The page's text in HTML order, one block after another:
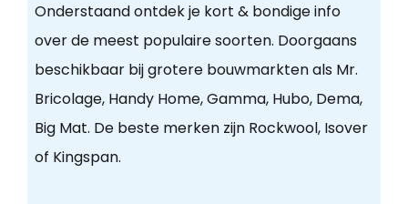
Onderstaand ontdek je kort & bondige info
over de meest populaire soorten. Doorgaans
beschikbaar bij grotere bouwmarkten als Mr.
Bricolage, Handy Home, Gamma, Hubo, Dema,
Big Mat. De beste merken zijn Rockwool, Isover
of Kingspan.